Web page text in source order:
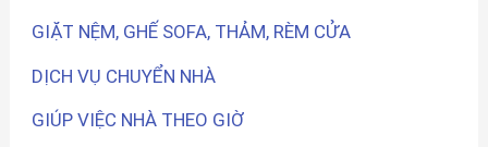
GIẶT NỆM, GHẾ SOFA, THẢM, RÈM CỬA
DỊCH VỤ CHUYỂN NHÀ
GIÚP VIỆC NHÀ THEO GIỜ